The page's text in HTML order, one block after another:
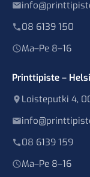
08 6139 150
Ma–Pe 8–16
Printtipiste –
Loisteputki 4,
08 6139 159
Ma–Pe 8–16